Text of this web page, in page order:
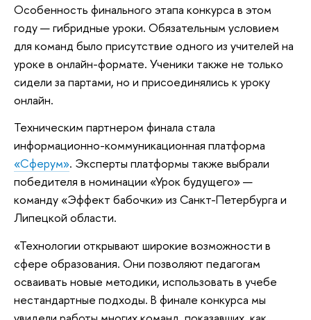
Особенность финального этапа конкурса в этом
году — гибридные уроки. Обязательным условием
для команд было присутствие одного из учителей на
уроке в онлайн-формате. Ученики также не только
сидели за партами, но и присоединялись к уроку
онлайн.
Техническим партнером финала стала
информационно-коммуникационная платформа
«Сферум». Эксперты платформы также выбрали
победителя в номинации «Урок будущего» —
команду «Эффект бабочки» из Санкт-Петербурга и
Липецкой области.
«Технологии открывают широкие возможности в
сфере образования. Они позволяют педагогам
осваивать новые методики, использовать в учебе
нестандартные подходы. В финале конкурса мы